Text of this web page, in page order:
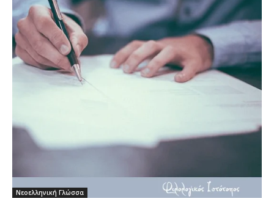
Νεοελληνική Γλώσσα